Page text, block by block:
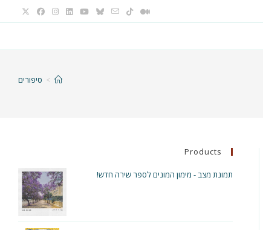
> סיפורים
Products
תמונת מצב - מימון המונים לספר שירה חדש!